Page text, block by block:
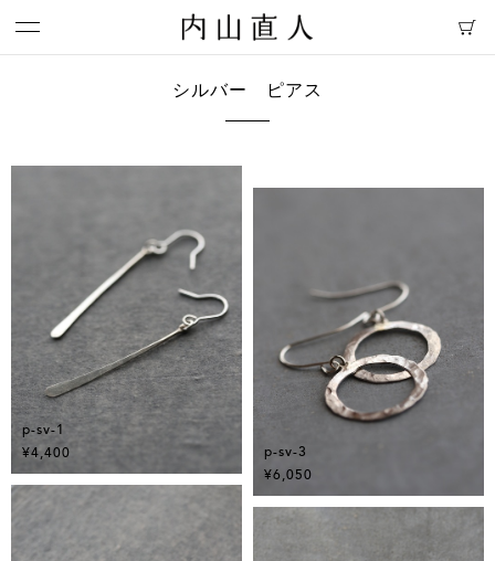
シルバー ピアス
p-sv-1
¥4,400
p-sv-3
¥6,050